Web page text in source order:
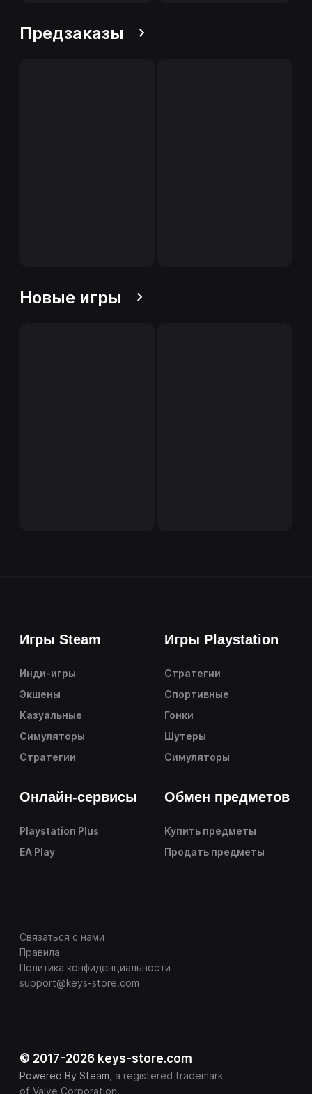
Предзаказы
Новые игры
Игры Steam
Инди-игры
Экшены
Казуальные
Симуляторы
Стратегии
Игры Playstation
Стратегии
Спортивные
Гонки
Шутеры
Симуляторы
Онлайн-сервисы
Playstation Plus
EA Play
Обмен предметов
Купить предметы
Продать предметы
Связаться с нами
Правила
Политика конфиденциальности
support@keys-store.com
© 2017-2026 keys-store.com
Powered By Steam , a registered trademark
of Valve Corporation.